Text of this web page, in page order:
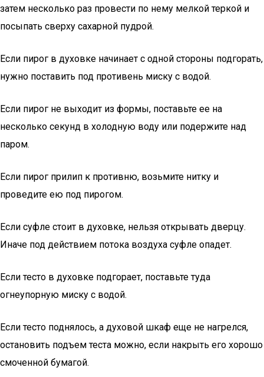
затем несколько раз провести по нему мелкой теркой и
посыпать сверху сахарной пудрой.
Если пирог в духовке начинает с одной стороны подгорать,
нужно поставить под противень миску с водой.
Если пирог не выходит из формы, поставьте ее на
несколько секунд в холодную воду или подержите над
паром.
Если пирог прилип к противню, возьмите нитку и
проведите ею под пирогом.
Если суфле стоит в духовке, нельзя открывать дверцу.
Иначе под действием потока воздуха суфле опадет.
Если тесто в духовке подгорает, поставьте туда
огнеупорную миску с водой.
Если тесто поднялось, а духовой шкаф еще не нагрелся,
остановить подъем теста можно, если накрыть его хорошо
смоченной бумагой.